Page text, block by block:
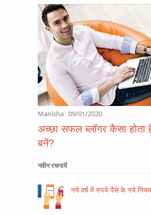
Manisha 09/01/2020
अच्छा सफल ब्लॉगर कैसा
बनें?
नवीन रचनायें
नये वर्ष में रुपये पैसे के नये नियम